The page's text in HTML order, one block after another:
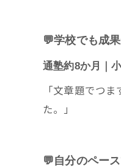
💬学校でも成
通塾約8か月｜
「文章題でつ
た。」
💬自分のペー